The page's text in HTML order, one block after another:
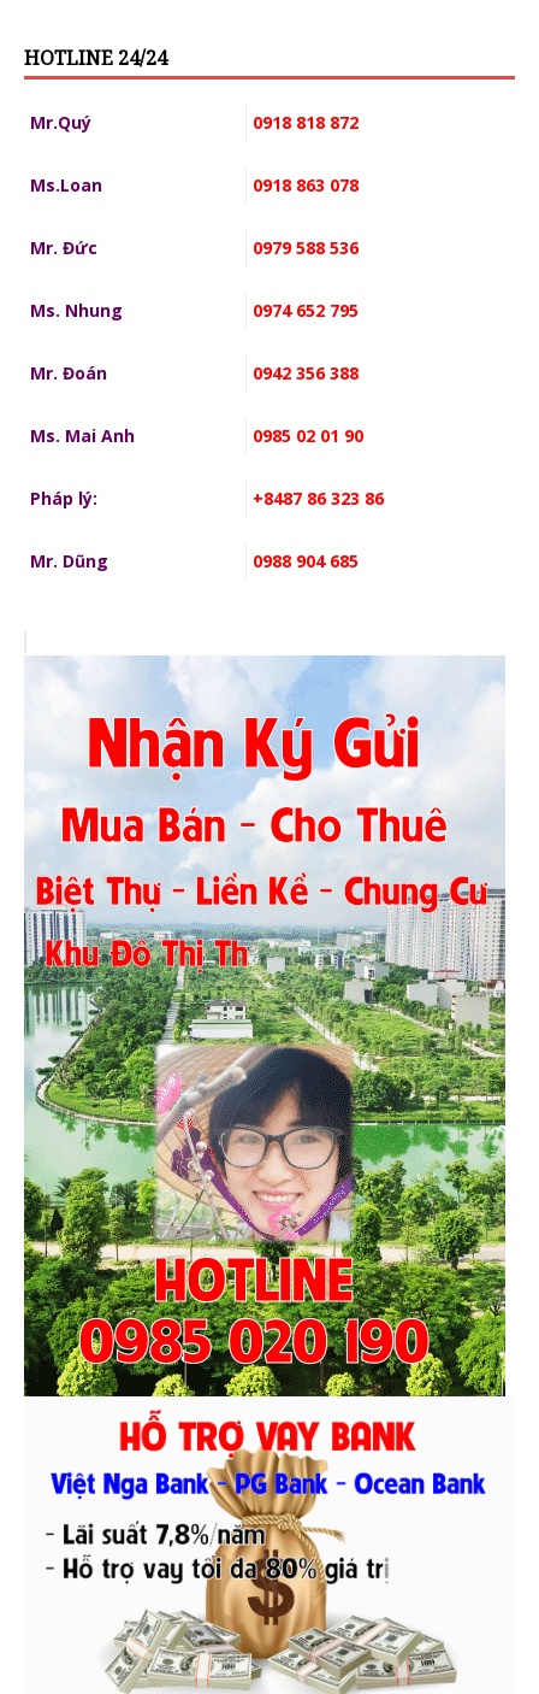
HOTLINE 24/24
Mr.Quý 0918 818 872
Ms.Loan 0918 863 078
Mr. Đức 0979 588 536
Ms. Nhung 0974 652 795
Mr. Đoán 0942 356 388
Ms. Mai Anh 0985 02 01 90
Pháp lý: +8487 86 323 86
Mr. Dũng 0988 904 685